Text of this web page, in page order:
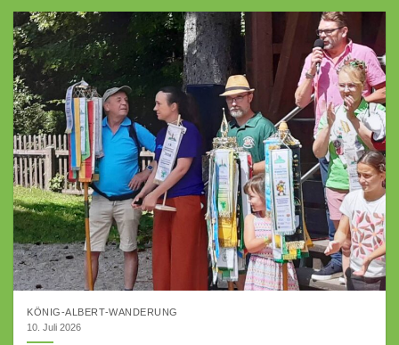
KÖNIG-ALBERT-WANDERUNG
10. Juli 2026